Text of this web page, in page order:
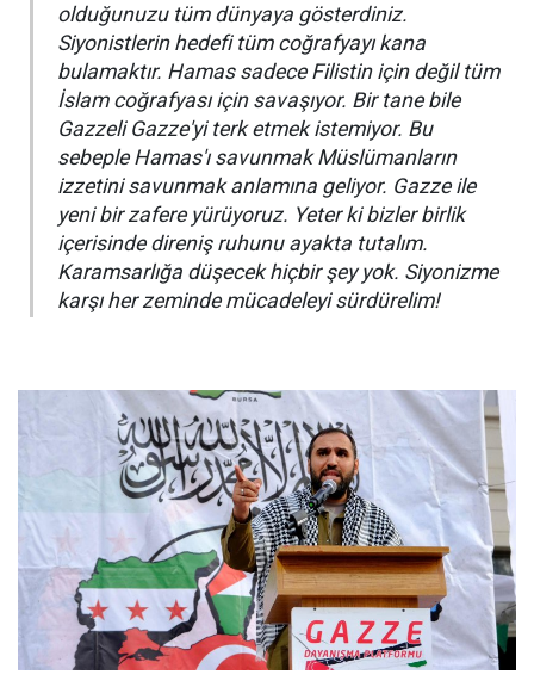
olduğunuzu tüm dünyaya gösterdiniz.
Siyonistlerin hedefi tüm coğrafyayı kana
bulamaktır. Hamas sadece Filistin için değil tüm
İslam coğrafyası için savaşıyor. Bir tane bile
Gazzeli Gazze'yi terk etmek istemiyor. Bu
sebeple Hamas'ı savunmak Müslümanların
izzetini savunmak anlamına geliyor. Gazze ile
yeni bir zafere yürüyoruz. Yeter ki bizler birlik
içerisinde direniş ruhunu ayakta tutalım.
Karamsarlığa düşecek hiçbir şey yok. Siyonizme
karşı her zeminde mücadeleyi sürdürelim!